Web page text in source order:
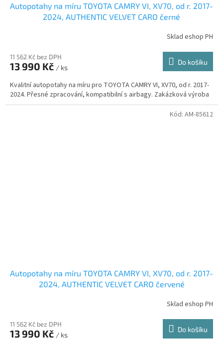
Autopotahy na míru TOYOTA CAMRY VI, XV70, od r. 2017-
2024, AUTHENTIC VELVET CARO černé
Sklad eshop PH
11 562 Kč bez DPH
13 990 Kč / ks
Do košíku
Kvalitní autopotahy na míru pro TOYOTA CAMRY VI, XV70, od r. 2017-
2024. Přesné zpracování, kompatibilní s airbagy. Zakázková výroba
Autopotahy na míru TOYOTA CAMRY VI, XV70, od r. 2017-
2024, AUTHENTIC VELVET CARO červené
Sklad eshop PH
11 562 Kč bez DPH
13 990 Kč / ks
Do košíku
Kód: AM-85612